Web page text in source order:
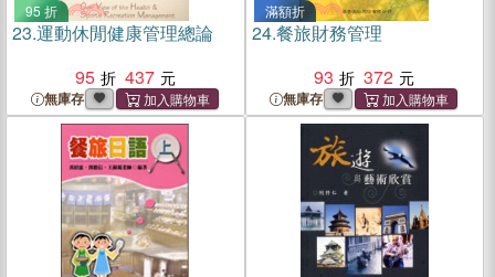
95 折
23.運動休閒健康管理總論
95
437
無庫存
滿額折
24.餐旅財務管理
93
372
無庫存